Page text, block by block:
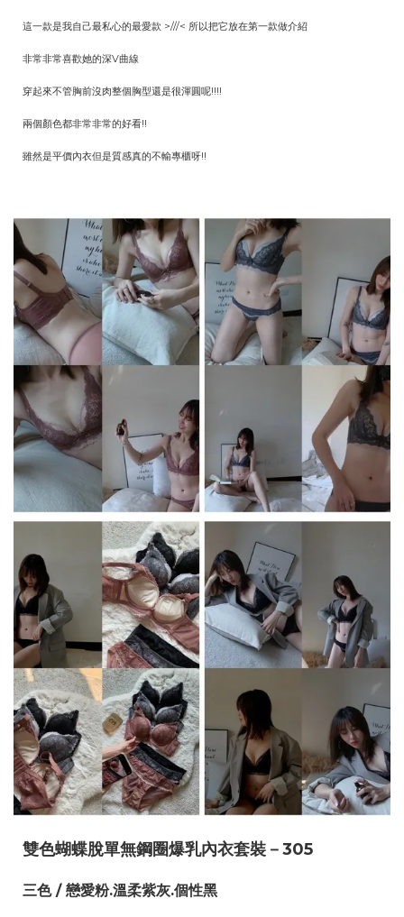
這一款是我自己最私心的最愛款 >///< 所以把它放在第一款做介紹
非常非常喜歡她的深V曲線
穿起來不管胸前沒肉整個胸型還是很渾圓呢!!!!
兩個顏色都非常非常的好看!!
雖然是平價內衣但是質感真的不輸專櫃呀!!
雙色蝴蝶脫單無鋼圈爆乳內衣套裝－305
三色 / 戀愛粉.溫柔紫灰.個性黑